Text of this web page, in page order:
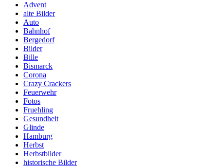
Advent
alte Bilder
Auto
Bahnhof
Bergedorf
Bilder
Bille
Bismarck
Corona
Crazy Crackers
Feuerwehr
Fotos
Fruehling
Gesundheit
Glinde
Hamburg
Herbst
Herbstbilder
historische Bilder